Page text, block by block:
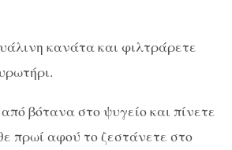
κανάτα και φιλτράρετε
βότανα στο ψυγείο και πίνετε
πρωί αφού το ζεστάνετε στο